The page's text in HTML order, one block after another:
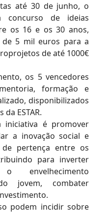
até 30 de junho, o
concurso de ideias
os 16 e os 30 anos,
5 mil euros para a
de até 1000€
os 5 vencedores
formação e
disponibilizados
ESTAR.
iniciativa é promover
a inovação social e
pertença entre os
para inverter
envelhecimento
jovem, combater
podem incidir sobre